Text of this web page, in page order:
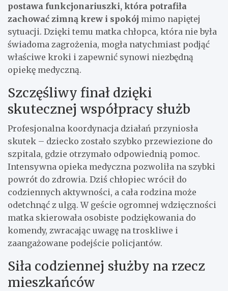
postawa funkcjonariuszki, która potrafiła
zachować zimną krew i spokój mimo napiętej
sytuacji. Dzięki temu matka chłopca, która nie była
świadoma zagrożenia, mogła natychmiast podjąć
właściwe kroki i zapewnić synowi niezbędną
opiekę medyczną.
Szczęśliwy finał dzięki
skutecznej współpracy służb
Profesjonalna koordynacja działań przyniosła
skutek – dziecko zostało szybko przewiezione do
szpitala, gdzie otrzymało odpowiednią pomoc.
Intensywna opieka medyczna pozwoliła na szybki
powrót do zdrowia. Dziś chłopiec wrócił do
codziennych aktywności, a cała rodzina może
odetchnąć z ulgą. W geście ogromnej wdzięczności
matka skierowała osobiste podziękowania do
komendy, zwracając uwagę na troskliwe i
zaangażowane podejście policjantów.
Siła codziennej służby na rzecz
mieszkańców